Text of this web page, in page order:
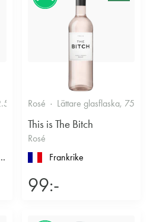
Friskt & Bärigt
Roussillon , Pays d'Oc
Rosé Lättare glasflaska, 750ml
This is The Bitch
Rosé
Frankrike
99:-